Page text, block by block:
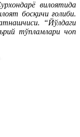
вилоятида
босқичи ғолиби.
“Йўлдаги
тўпламлари чоп